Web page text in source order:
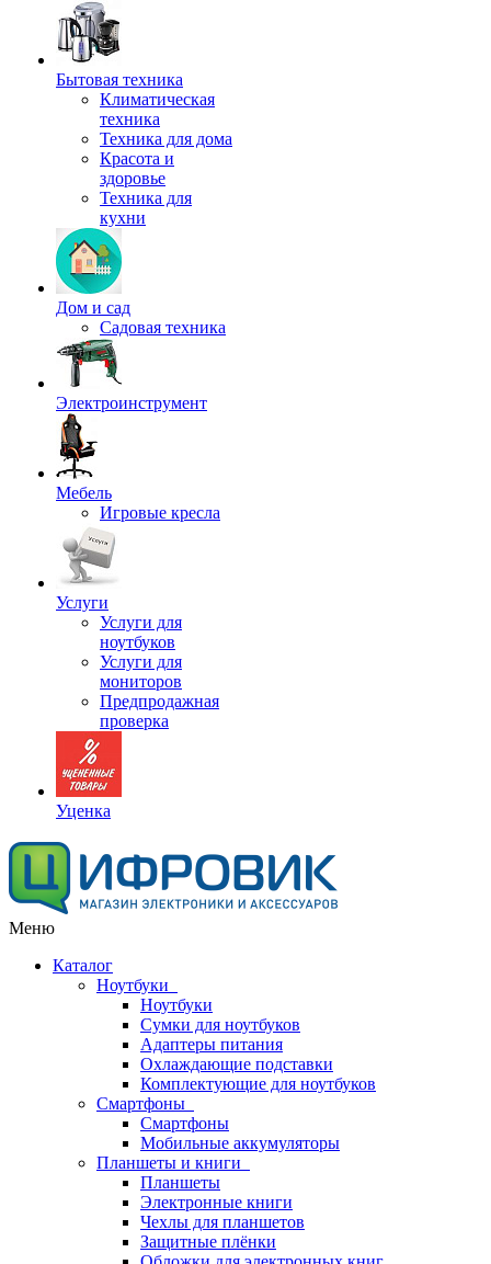
Бытовая техника
Климатическая
техника
Техника для дома
Красота и
здоровье
Техника для
кухни
Дом и сад
Садовая техника
Электроинструмент
Мебель
Игровые кресла
Услуги
Услуги для
ноутбуков
Услуги для
мониторов
Предпродажная
проверка
Уценка
Меню
Каталог
Ноутбуки
Ноутбуки
Сумки для ноутбуков
Адаптеры питания
Охлаждающие подставки
Комплектующие для ноутбуков
Смартфоны
Смартфоны
Мобильные аккумуляторы
Планшеты и книги
Планшеты
Электронные книги
Чехлы для планшетов
Защитные плёнки